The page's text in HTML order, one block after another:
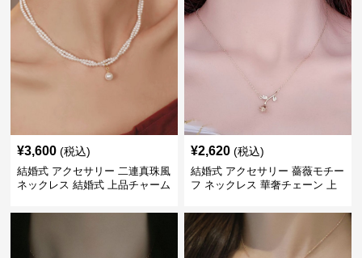
¥3,600 (税込)
結婚式 アクセサリー 二連真珠風
ネックレス 結婚式 上品チャーム
¥2,620 (税込)
結婚式 アクセサリー 薔薇モチー
フ ネックレス 華奢チェーン 上